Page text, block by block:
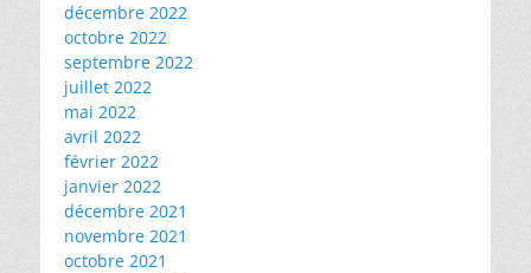
décembre 2022
octobre 2022
septembre 2022
juillet 2022
mai 2022
avril 2022
février 2022
janvier 2022
décembre 2021
novembre 2021
octobre 2021